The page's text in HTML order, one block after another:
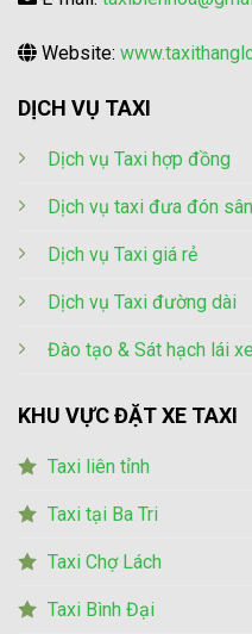
Website:
DỊCH VỤ TAXI
Dịch vụ Taxi hợp đồng
Dịch vụ taxi đưa đón
Dịch vụ Taxi giá rẻ
Dịch vụ Taxi đường dài
Đào tạo & Sát hạch lái xe
KHU VỰC ĐẶT XE TAXI
Taxi liên tỉnh
Taxi tại Ba Tri
Taxi Chợ Lách
Taxi Bình Đại